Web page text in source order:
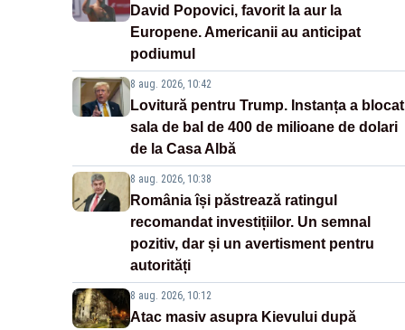
David Popovici, favorit la aur la
Europene. Americanii au anticipat
podiumul
8 aug. 2026, 10:42
Lovitură pentru Trump. Instanța a blocat
sala de bal de 400 de milioane de dolari
de la Casa Albă
8 aug. 2026, 10:38
România își păstrează ratingul
recomandat investițiilor. Un semnal
pozitiv, dar și un avertisment pentru
autorități
8 aug. 2026, 10:12
Atac masiv asupra Kievului după